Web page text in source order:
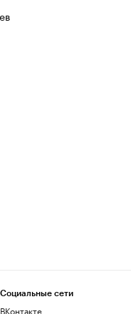
Социальные сети
ВКонтакте